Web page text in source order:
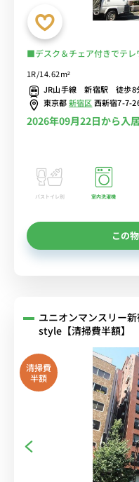
■デスク＆チェア付きでテ
分/新宿駅も徒歩圏内で多数
ンあり/スーパー「オリンピ
タル中！
1R/14.62m²
JR山手線 新宿駅 徒歩8
東京都新宿区西新宿7-7-
2026年09月22日から入
バストイレ別 室内洗濯機
この
ユニオンマンスリー
style【清掃費半額】
清掃費
半額